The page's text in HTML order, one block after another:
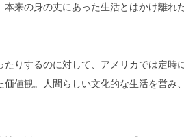
来の身の丈にあった生活とはかけ離れ
りするのに対して、アメリカでは定時
値観。人間らしい文化的な生活を営み